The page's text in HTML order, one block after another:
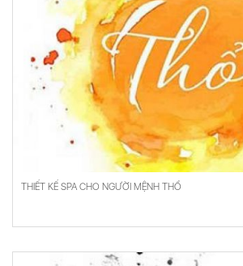
THIẾT KẾ SPA CHO NGƯỜI MỆNH THỔ